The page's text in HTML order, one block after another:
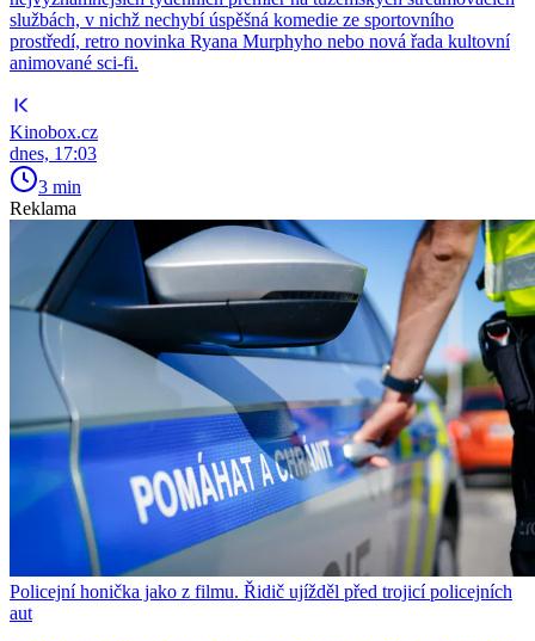
službách, v nichž nechybí úspěšná komedie ze sportovního
prostředí, retro novinka Ryana Murphyho nebo nová řada kultovní
animované sci-fi.
Kinobox.cz
dnes, 17:03
3 min
Reklama
Policejní honička jako z filmu. Řidič ujížděl před trojicí policejních
aut